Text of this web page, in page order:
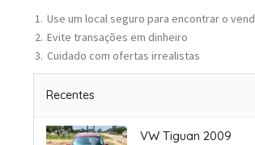
Use um local seguro para encontrar o
Evite transações em dinheiro
Cuidado com ofertas irrealistas
Recentes
VW Tiguan 2009